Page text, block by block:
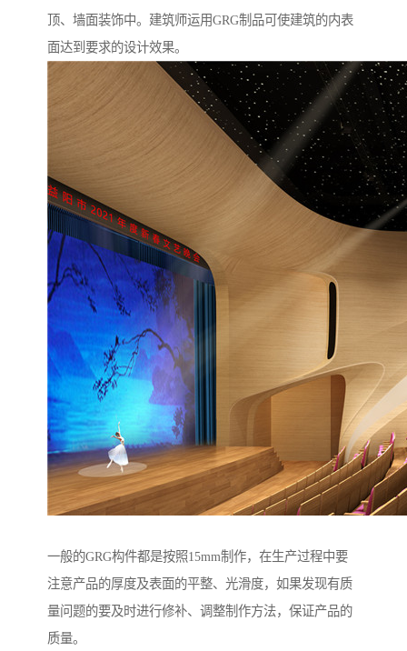
顶、墙面装饰中。建筑师运用GRG制品可使建筑的内表
面达到要求的设计效果。
一般的GRG构件都是按照15mm制作，在生产过程中要
注意产品的厚度及表面的平整、光滑度，如果发现有质
量问题的要及时进行修补、调整制作方法，保证产品的
质量。